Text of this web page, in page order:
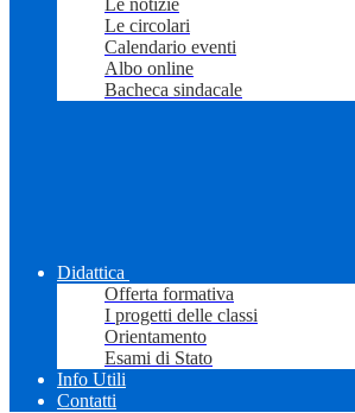
Le notizie
Le circolari
Calendario eventi
Albo online
Bacheca sindacale
Didattica
Offerta formativa
I progetti delle classi
Orientamento
Esami di Stato
Info Utili
Contatti